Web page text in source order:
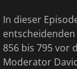
In dieser
856 bis 795 vor
Moderator